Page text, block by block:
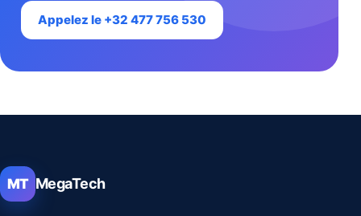
Appelez le +32 477 756 530
MT MegaTech